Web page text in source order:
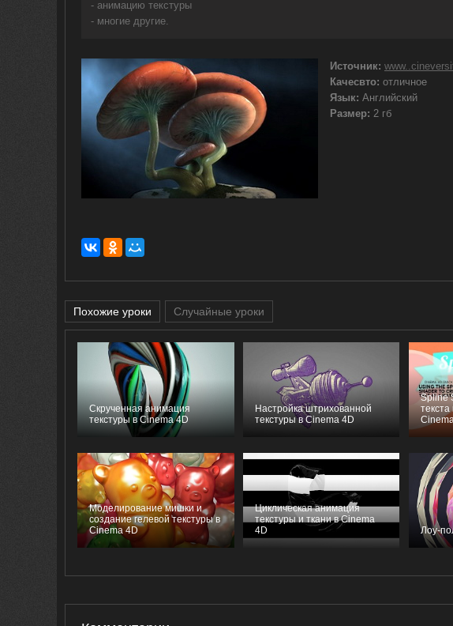
- анимацию текстуры
- многие другие.
Источник:
Качесвто: отличное
Язык: Английский
Размер: 2 гб
Похожие уроки Случайные уроки
Скрученная анимация
текстуры в Cinema 4D
Настройка штрихованной
текстуры в Cinema 4D
Spline
Моделирование мишки и
создание гелевой текстуры в
Cinema 4D
Циклическая анимация
текстуры и ткани в Cinema
4D
Лоу-